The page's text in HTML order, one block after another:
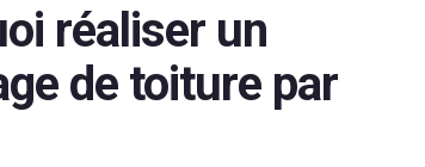
réaliser un
de toiture par